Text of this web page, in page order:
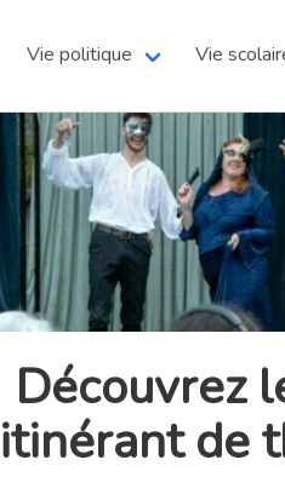
Vie politique Vie
Découvrez
de